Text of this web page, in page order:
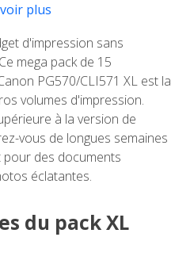
plus
d'impression sans
mega pack de 15
PG570/CLI571 XL est la
volumes d'impression.
à la version de
vous de longues semaines
pour des documents
éclatantes.
du pack XL